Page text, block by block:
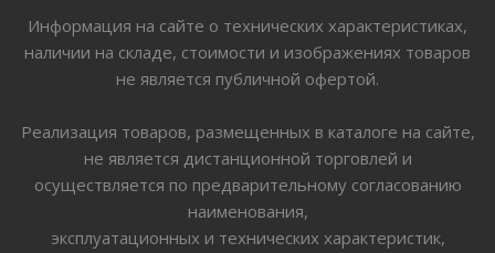
Информация на сайте о технических характеристиках,
наличии на складе, стоимости и изображениях товаров
не является публичной офертой.
Реализация товаров, размещенных в каталоге на сайте,
не является дистанционной торговлей и
осуществляется по предварительному согласованию
наименования,
эксплуатационных и технических характеристик,